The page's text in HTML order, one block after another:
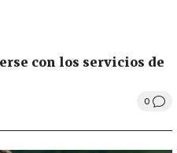
con los servicios de
0